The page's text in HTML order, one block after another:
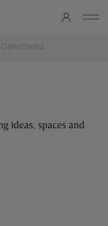
Collections
ideas, spaces and